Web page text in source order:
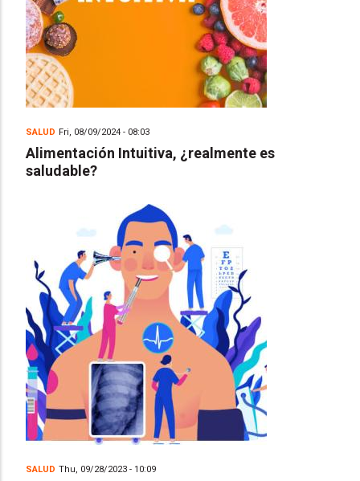
SALUD Fri, 08/09/2024 - 08:03
Alimentación Intuitiva, ¿realmente es
saludable?
SALUD Thu, 09/28/2023 - 10:09